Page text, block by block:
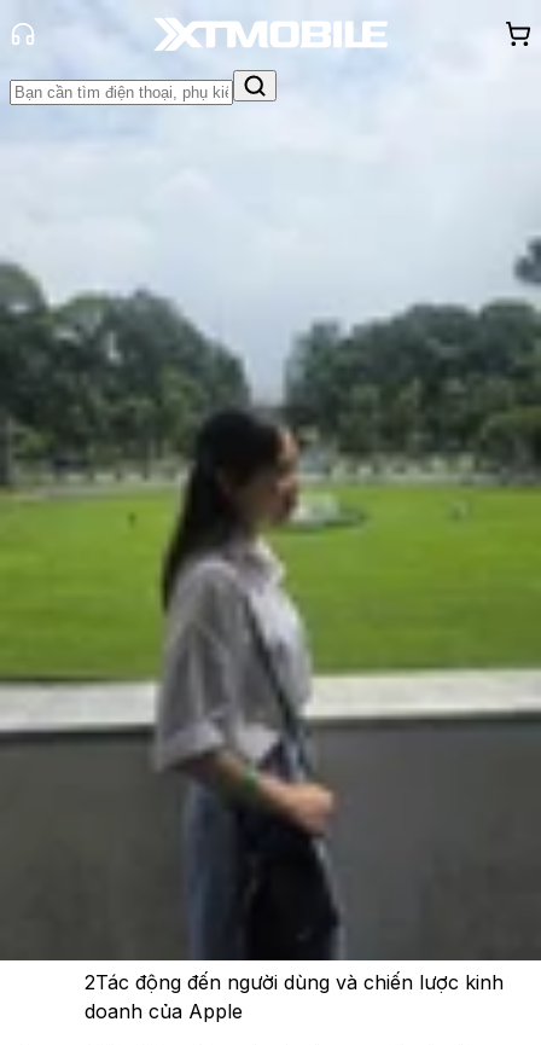
mãi
hàng - Sự kiện
Đây là 8 sản phẩm bị 'khai tử' sau
khi iPhone 17 ra mắt
Hồng Huệ
Ngày đăng:11/09/2025
08/07/2026
Theo dõi XTMobile trên
Danh sách sản phẩm bị "khai tử" sau khi ra
2Tác động đến người dùng và chiến lược kinh
doanh của Apple